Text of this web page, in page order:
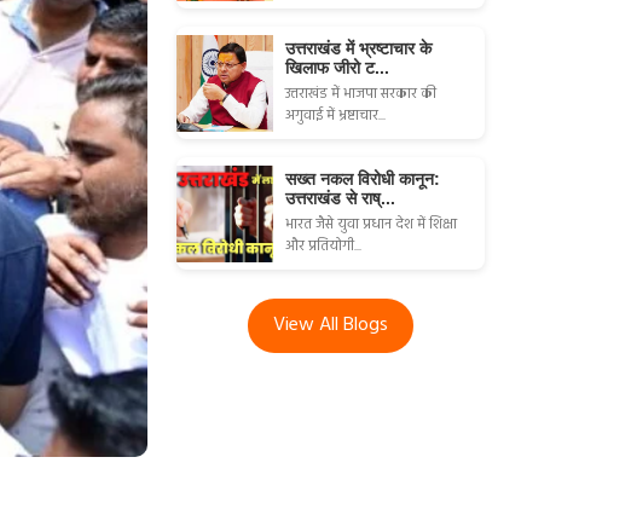
उत्तराखंड में भ्रष्टाचार के
खिलाफ जीरो ट...
उत्तराखंड में भाजपा सरकार की
अगुवाई में भ्रष्टाचार...
सख्त नकल विरोधी कानून:
उत्तराखंड से राष्...
भारत जैसे युवा प्रधान देश में शिक्षा
और प्रतियोगी...
View All Blogs